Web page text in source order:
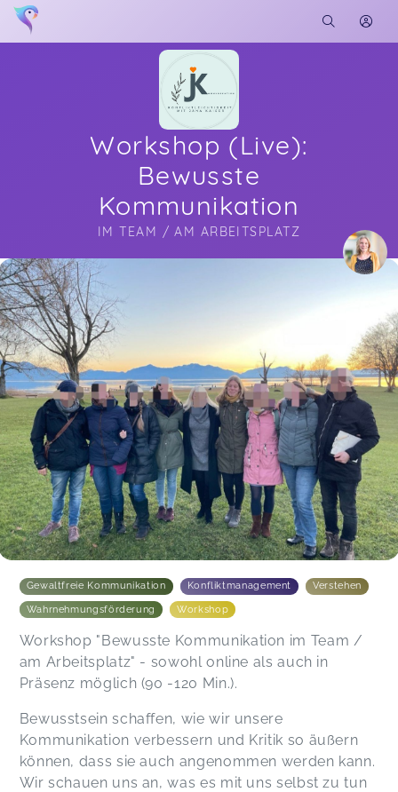
Workshop (Live):
Bewusste
Kommunikation
IM TEAM / AM ARBEITSPLATZ
Soon you will learn more about me here...
Gewaltfreie Kommunikation Konfliktmanagement Verstehen
Wahrnehmungsförderung Workshop
Workshop "Bewusste Kommunikation im Team /
am Arbeitsplatz" - sowohl online als auch in
Präsenz möglich (90 -120 Min.).
Bewusstsein schaffen, wie wir unsere
Kommunikation verbessern und Kritik so äußern
können, dass sie auch angenommen werden kann.
Wir schauen uns an, was es mit uns selbst zu tun